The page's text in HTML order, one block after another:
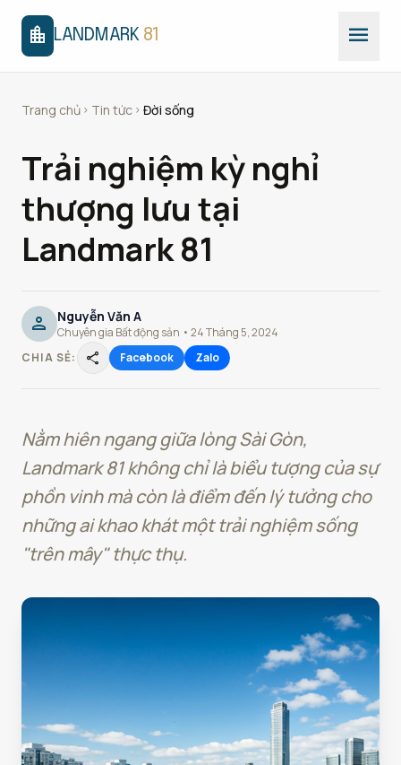
location_city LANDMARK 81 menu
Trang chủ chevron_right Tin tức chevron_right Đời sống
Trải nghiệm kỳ nghỉ
thượng lưu tại
Landmark 81
person Nguyễn Văn A
Chuyên gia Bất động sản • 24 Tháng 5, 2024
CHIA SẺ:
share Facebook Zalo
Nằm hiên ngang giữa lòng Sài Gòn,
Landmark 81 không chỉ là biểu tượng của sự
phồn vinh mà còn là điểm đến lý tưởng cho
những ai khao khát một trải nghiệm sống
"trên mây" thực thụ.